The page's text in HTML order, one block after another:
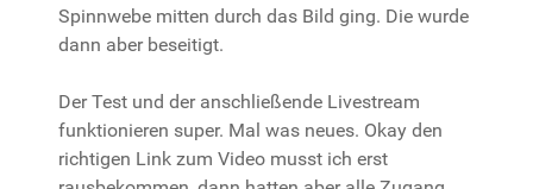
Spinnwebe mitten durch das Bild ging. Die wurde
dann aber beseitigt.
Der Test und der anschließende Livestream
funktionieren super. Mal was neues. Okay den
richtigen Link zum Video musst ich erst